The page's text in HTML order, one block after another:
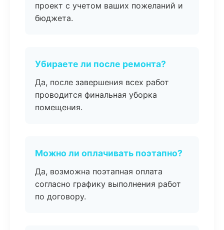
проект с учетом ваших пожеланий и
бюджета.
Убираете ли после ремонта?
Да, после завершения всех работ
проводится финальная уборка
помещения.
Можно ли оплачивать поэтапно?
Да, возможна поэтапная оплата
согласно графику выполнения работ
по договору.